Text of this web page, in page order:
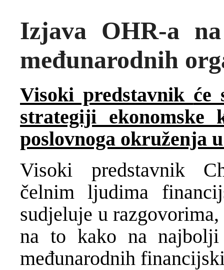
Izjava OHR-a
međunarodnih
Visoki predstavnik će
strategiji ekonomske
poslovnoga okruženja
Visoki predstavnik
čelnim ljudima
sudjeluje u
na to kako na
međunarodnih